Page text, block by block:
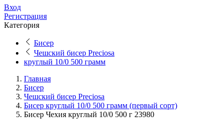
Вход
Регистрация
Категория
Бисер
Чешский бисер Preciosa
круглый 10/0 500 грамм
Главная
Бисер
Чешский бисер Preciosa
Бисер круглый 10/0 500 грамм (первый сорт)
Бисер Чехия круглый 10/0 500 г 23980